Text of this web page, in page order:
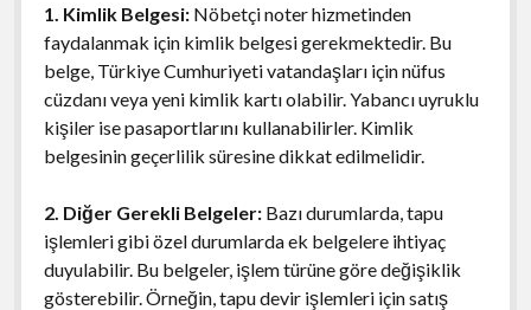
1. Kimlik Belgesi:Nöbetçi noter hizmetinden
faydalanmak için kimlik belgesi gerekmektedir. Bu
belge, Türkiye Cumhuriyeti vatandaşları için nüfus
cüzdanı veya yeni kimlik kartı olabilir. Yabancı uyruklu
kişiler ise pasaportlarını kullanabilirler. Kimlik
belgesinin geçerlilik süresine dikkat edilmelidir.
2. Diğer Gerekli Belgeler:Bazı durumlarda, tapu
işlemleri gibi özel durumlarda ek belgelere ihtiyaç
duyulabilir. Bu belgeler, işlem türüne göre değişiklik
gösterebilir. Örneğin, tapu devir işlemleri için satış